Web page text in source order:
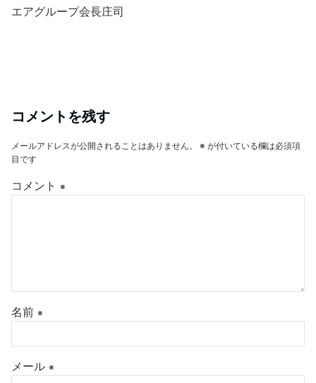
エアグループ会長庄司
コメントを残す
メールアドレスが公開されることはありません。 ※ が付いている欄は必須項
目です
コメント ※
名前 ※
メール ※